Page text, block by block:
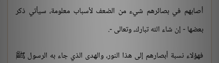
أصابهم في بصائرهم شيء من الضعف لأسباب معلومة، سيأتي ذكر
بعضها - إن شاء الله تبارك، وتعالى -.
فهؤلاء نسبة أبصارهم إلى هذا النور، والهدى الذي جاء به الرسول ﷺ